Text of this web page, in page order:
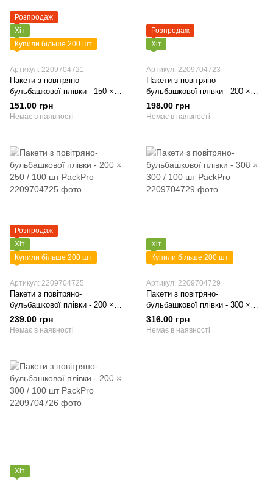
Розпродаж
Хіт
Купили більше 200 шт
Артикул: 2209704721
Пакети з повітряно-
бульбашкової плівки - 150 ×
200 / 100 шт PackPro
151.00 грн
Немає в наявності
Розпродаж
Хіт
Артикул: 2209704723
Пакети з повітряно-
бульбашкової плівки - 200 ×
200 / 100 шт PackPro
198.00 грн
Немає в наявності
Розпродаж
Хіт
Купили більше 200 шт
Артикул: 2209704725
Пакети з повітряно-
бульбашкової плівки - 200 ×
250 / 100 шт PackPro
239.00 грн
Немає в наявності
Хіт
Купили більше 200 шт
Артикул: 2209704729
Пакети з повітряно-
бульбашкової плівки - 300 ×
300 / 100 шт PackPro
316.00 грн
Немає в наявності
Хіт